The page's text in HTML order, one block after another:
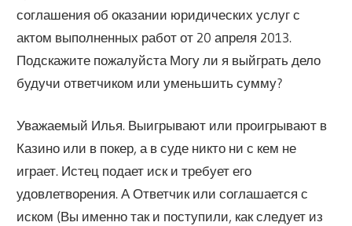
соглашения об оказании юридических услуг с
актом выполненных работ от 20 апреля 2013.
Подскажите пожалуйста Могу ли я выйграть дело
будучи ответчиком или уменьшить сумму?
Уважаемый Илья. Выигрывают или проигрывают в
Казино или в покер, а в суде никто ни с кем не
играет. Истец подает иск и требует его
удовлетворения. А Ответчик или соглашается с
иском (Вы именно так и поступили, как следует из